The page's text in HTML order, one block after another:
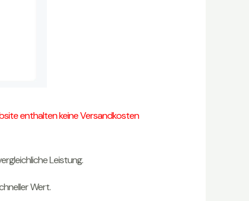
enthalten keine Versandkosten
Leistung.
Wert.